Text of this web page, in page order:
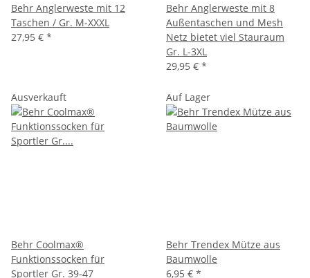
Behr Anglerweste mit 12
Taschen / Gr. M-XXXL
27,95 € *
Behr Anglerweste mit 8
Außentaschen und Mesh
Netz bietet viel Stauraum
Gr. L-3XL
29,95 € *
Ausverkauft
Behr Coolmax®
Funktionssocken für
Sportler Gr. 39-47
Auf Lager
Behr Trendex Mütze aus
Baumwolle
6,95 € *